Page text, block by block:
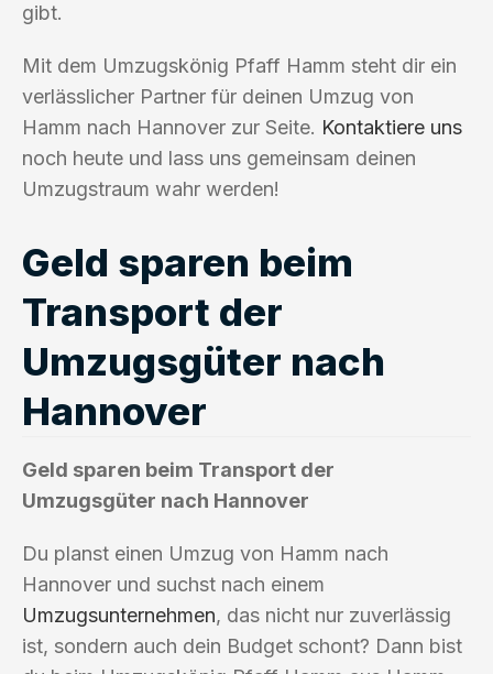
gibt.
Mit dem Umzugskönig Pfaff Hamm steht dir ein
verlässlicher Partner für deinen Umzug von
Hamm nach Hannover zur Seite. Kontaktiere uns
noch heute und lass uns gemeinsam deinen
Umzugstraum wahr werden!
Geld sparen beim
Transport der
Umzugsgüter nach
Hannover
Geld sparen beim Transport der
Umzugsgüter nach Hannover
Du planst einen Umzug von Hamm nach
Hannover und suchst nach einem
Umzugsunternehmen, das nicht nur zuverlässig
ist, sondern auch dein Budget schont? Dann bist